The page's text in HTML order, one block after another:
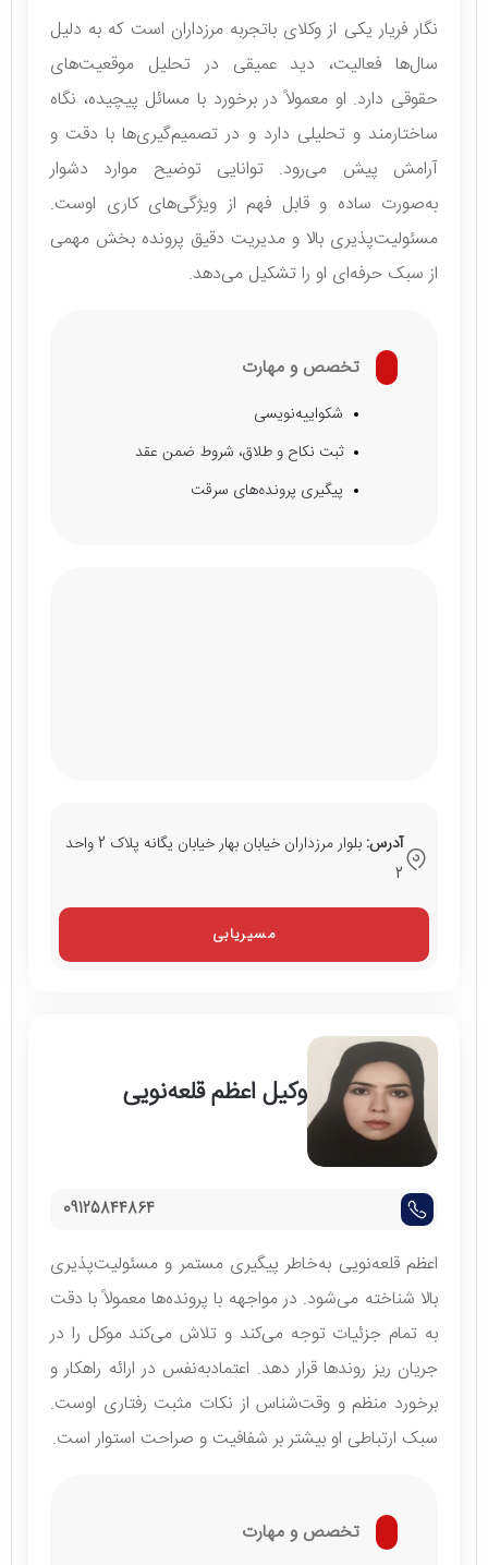
نگار فریار یکی از وکلای باتجربه مرزداران است که به دلیل
سال‌ها فعالیت، دید عمیقی در تحلیل موقعیت‌های
حقوقی دارد. او معمولاً در برخورد با مسائل پیچیده، نگاه
ساختارمند و تحلیلی دارد و در تصمیم‌گیری‌ها با دقت و
آرامش پیش می‌رود. توانایی توضیح موارد دشوار
به‌صورت ساده و قابل فهم از ویژگی‌های کاری اوست.
مسئولیت‌پذیری بالا و مدیریت دقیق پرونده بخش مهمی
از سبک حرفه‌ای او را تشکیل می‌دهد.
تخصص و مهارت
شکواییه‌نویسی
ثبت نکاح و طلاق، شروط ضمن عقد
پیگیری پرونده‌های سرقت
آدرس:
بلوار مرزداران خیابان بهار خیابان یگانه پلاک 2 واحد
2
مسیریابی
وکیل اعظم قلعه‌نویی
09125844864
اعظم قلعه‌نویی به‌خاطر پیگیری مستمر و مسئولیت‌پذیری
بالا شناخته می‌شود. در مواجهه با پرونده‌ها معمولاً با دقت
به تمام جزئیات توجه می‌کند و تلاش می‌کند موکل را در
جریان ریز روندها قرار دهد. اعتمادبه‌نفس در ارائه راهکار و
برخورد منظم و وقت‌شناس از نکات مثبت رفتاری اوست.
سبک ارتباطی او بیشتر بر شفافیت و صراحت استوار است.
تخصص و مهارت